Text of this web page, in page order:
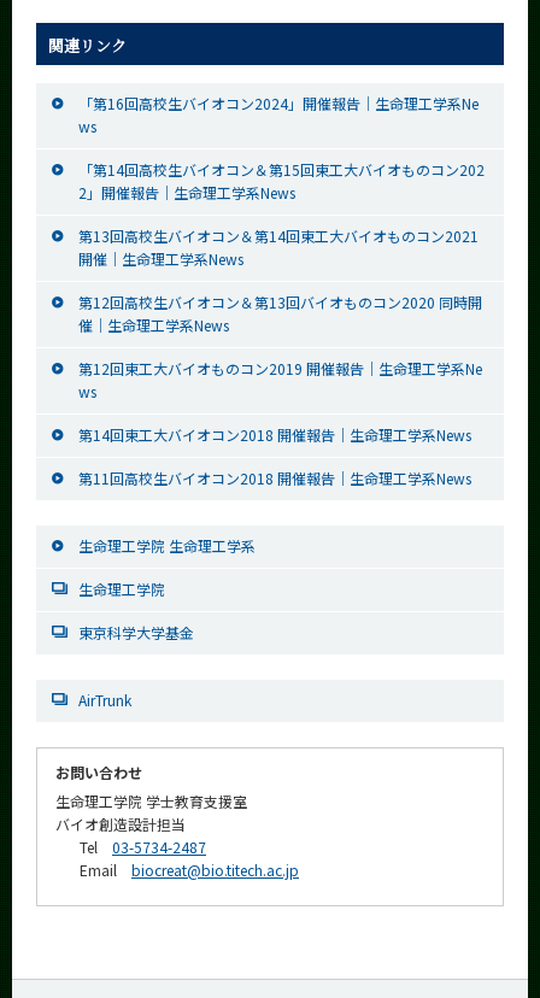
関連リンク
「第16回高校生バイオコン2024」開催報告｜生命理工学系Ne
ws
「第14回高校生バイオコン＆第15回東工大バイオものコン202
2」開催報告｜生命理工学系News
第13回高校生バイオコン＆第14回東工大バイオものコン2021
開催｜生命理工学系News
第12回高校生バイオコン＆第13回バイオものコン2020 同時開
催｜生命理工学系News
第12回東工大バイオものコン2019 開催報告｜生命理工学系Ne
ws
第14回東工大バイオコン2018 開催報告｜生命理工学系News
第11回高校生バイオコン2018 開催報告｜生命理工学系News
生命理工学院 生命理工学系
生命理工学院
東京科学大学基金
AirTrunk
お問い合わせ
生命理工学院 学士教育支援室
バイオ創造設計担当
Tel 03-5734-2487
Email biocreat@bio.titech.ac.jp